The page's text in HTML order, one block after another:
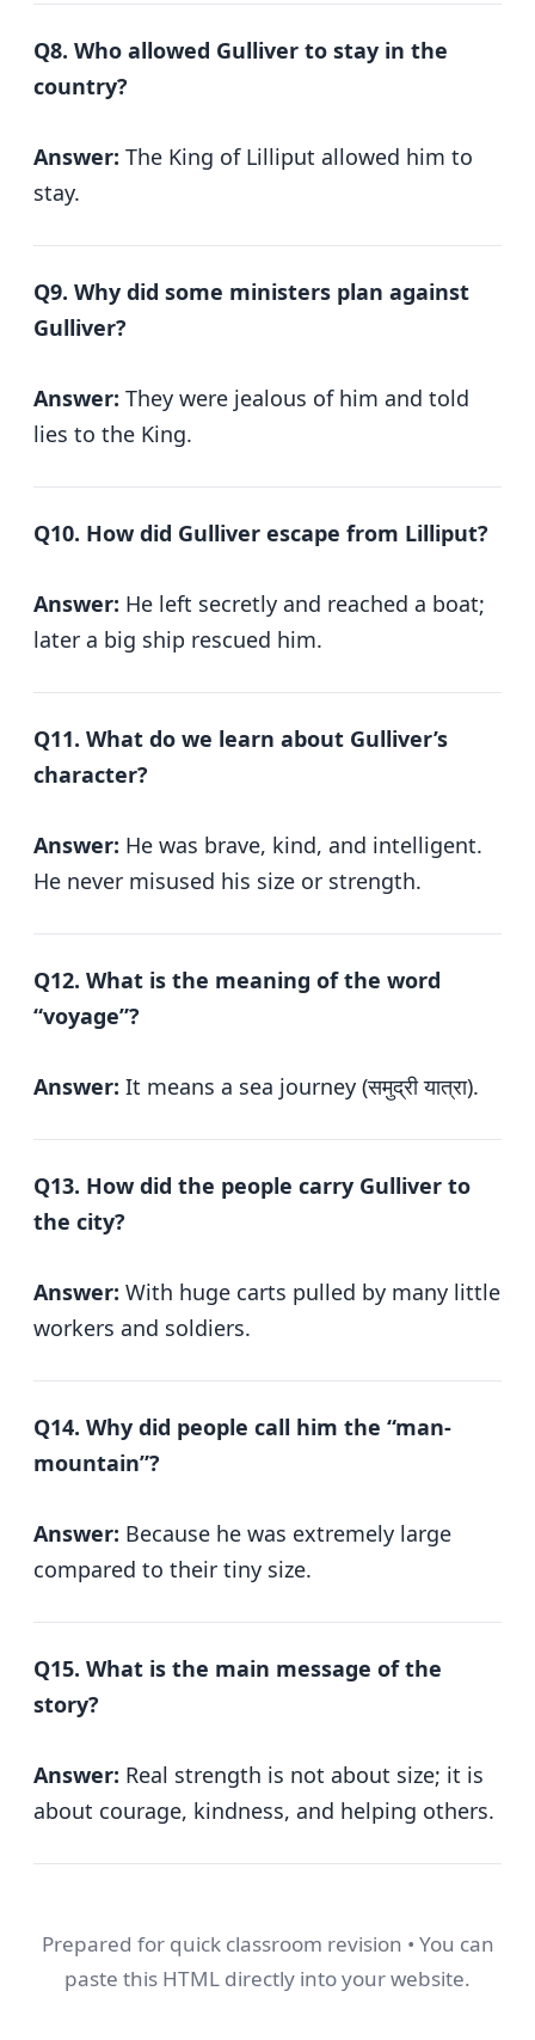
Q8. Who allowed Gulliver to stay in the
country?
Answer: The King of Lilliput allowed him to
stay.
Q9. Why did some ministers plan against
Gulliver?
Answer: They were jealous of him and told
lies to the King.
Q10. How did Gulliver escape from Lilliput?
Answer: He left secretly and reached a boat;
later a big ship rescued him.
Q11. What do we learn about Gulliver’s
character?
Answer: He was brave, kind, and intelligent.
He never misused his size or strength.
Q12. What is the meaning of the word
“voyage”?
Answer: It means a sea journey (समुद्री यात्रा).
Q13. How did the people carry Gulliver to
the city?
Answer: With huge carts pulled by many little
workers and soldiers.
Q14. Why did people call him the “man-
mountain”?
Answer: Because he was extremely large
compared to their tiny size.
Q15. What is the main message of the
story?
Answer: Real strength is not about size; it is
about courage, kindness, and helping others.
Prepared for quick classroom revision • You can
paste this HTML directly into your website.